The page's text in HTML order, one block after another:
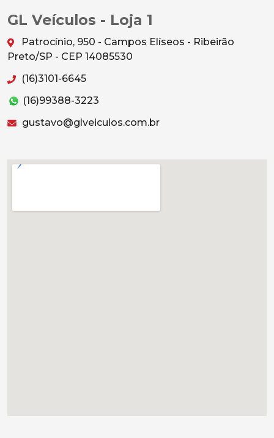
GL Veículos - Loja 1
Patrocínio, 950 - Campos Elíseos - Ribeirão
Preto/SP - CEP 14085530
(16)3101-6645
(16)99388-3223
gustavo@glveiculos.com.br